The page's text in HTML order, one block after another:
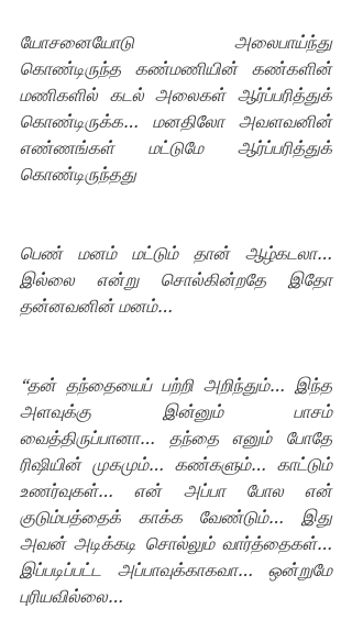
யோசனையோடு அலைபாய்ந்து
கொண்டிருந்த கண்மணியின் கண்களின்
மணிகளில் கடல் அலைகள் ஆர்ப்பரித்துக்
கொண்டிருக்க… மனதிலோ அவளவனின்
எண்ணங்கள் மட்டுமே ஆர்ப்பரித்துக்
கொண்டிருந்தது
பெண் மனம் மட்டும் தான் ஆழ்கடலா…
இல்லை என்று சொல்கின்றதே இதோ
தன்னவனின் மனம்…
“தன் தந்தையைப் பற்றி அறிந்தும்… இந்த
அளவுக்கு இன்னும் பாசம்
வைத்திருப்பானா… தந்தை எனும் போதே
ரிஷியின் முகமும்… கண்களும்… காட்டும்
உணர்வுகள்… என் அப்பா போல என்
குடும்பத்தைக் காக்க வேண்டும்… இது
அவன் அடிக்கடி சொல்லும் வார்த்தைகள்…
இப்படிப்பட்ட அப்பாவுக்காகவா… ஒன்றுமே
புரியவில்லை…